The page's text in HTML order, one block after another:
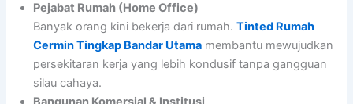
Pejabat Rumah (Home Office)
Banyak orang kini bekerja dari rumah.Tinted Rumah
Cermin Tingkap Bandar Utama membantu mewujudkan
persekitaran kerja yang lebih kondusif tanpa gangguan
silau cahaya.